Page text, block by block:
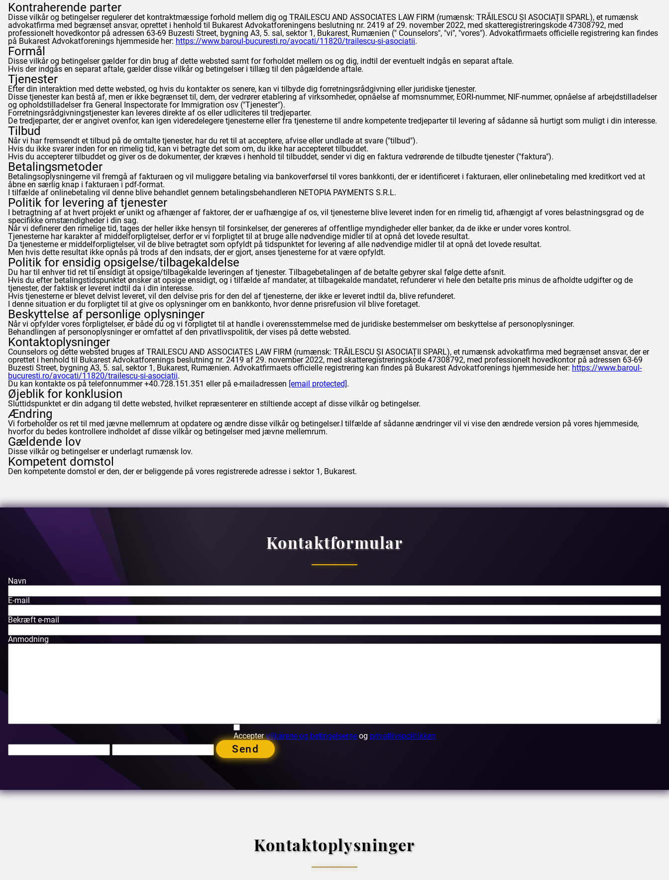
Kontraherende parter
Disse vilkår og betingelser regulerer det kontraktmæssige forhold mellem dig og TRAILESCU AND ASSOCIATES LAW FIRM (rumænsk: TRĂILESCU ȘI ASOCIAȚII SPARL), et rumænsk
advokatfirma med begrænset ansvar, oprettet i henhold til Bukarest Advokatforeningens beslutning nr. 2419 af 29. november 2022, med skatteregistreringskode 47308792, med
professionelt hovedkontor på adressen 63-69 Buzesti Street, bygning A3, 5. sal, sektor 1, Bukarest, Rumænien (" Counselors", "vi", "vores"). Advokatfirmaets officielle registrering kan findes
på Bukarest Advokatforenings hjemmeside her: https://www.baroul-bucuresti.ro/avocati/11820/trailescu-si-asociatii.
Formål
Disse vilkår og betingelser gælder for din brug af dette websted samt for forholdet mellem os og dig, indtil der eventuelt indgås en separat aftale.
Hvis der indgås en separat aftale, gælder disse vilkår og betingelser i tillæg til den pågældende aftale.
Tjenester
Efter din interaktion med dette websted, og hvis du kontakter os senere, kan vi tilbyde dig forretningsrådgivning eller juridiske tjenester.
Disse tjenester kan bestå af, men er ikke begrænset til, dem, der vedrører etablering af virksomheder, opnåelse af momsnummer, EORI-nummer, NIF-nummer, opnåelse af arbejdstilladelser
og opholdstilladelser fra General Inspectorate for Immigration osv ("Tjenester").
Forretningsrådgivningstjenester kan leveres direkte af os eller udliciteres til tredjeparter.
De tredjeparter, der er angivet ovenfor, kan igen videredelegere tjenesterne eller fra tjenesterne til andre kompetente tredjeparter til levering af sådanne så hurtigt som muligt i din interesse.
Tilbud
Når vi har fremsendt et tilbud på de omtalte tjenester, har du ret til at acceptere, afvise eller undlade at svare ("tilbud").
Hvis du ikke svarer inden for en rimelig tid, kan vi betragte det som om, du ikke har accepteret tilbuddet.
Hvis du accepterer tilbuddet og giver os de dokumenter, der kræves i henhold til tilbuddet, sender vi dig en faktura vedrørende de tilbudte tjenester ("faktura").
Betalingsmetoder
Betalingsoplysningerne vil fremgå af fakturaen og vil muliggøre betaling via bankoverførsel til vores bankkonti, der er identificeret i fakturaen, eller onlinebetaling med kreditkort ved at
åbne en særlig knap i fakturaen i pdf-format.
I tilfælde af onlinebetaling vil denne blive behandlet gennem betalingsbehandleren NETOPIA PAYMENTS S.R.L.
Politik for levering af tjenester
I betragtning af at hvert projekt er unikt og afhænger af faktorer, der er uafhængige af os, vil tjenesterne blive leveret inden for en rimelig tid, afhængigt af vores belastningsgrad og de
specifikke omstændigheder i din sag.
Når vi definerer den rimelige tid, tages der heller ikke hensyn til forsinkelser, der genereres af offentlige myndigheder eller banker, da de ikke er under vores kontrol.
Tjenesterne har karakter af middelforpligtelser, derfor er vi forpligtet til at bruge alle nødvendige midler til at opnå det lovede resultat.
Da tjenesterne er middelforpligtelser, vil de blive betragtet som opfyldt på tidspunktet for levering af alle nødvendige midler til at opnå det lovede resultat.
Men hvis dette resultat ikke opnås på trods af den indsats, der er gjort, anses tjenesterne for at være opfyldt.
Politik for ensidig opsigelse/tilbagekaldelse
Du har til enhver tid ret til ensidigt at opsige/tilbagekalde leveringen af tjenester. Tilbagebetalingen af de betalte gebyrer skal følge dette afsnit.
Hvis du efter betalingstidspunktet ønsker at opsige ensidigt, og i tilfælde af mandater, at tilbagekalde mandatet, refunderer vi hele den betalte pris minus de afholdte udgifter og de
tjenester, der faktisk er leveret indtil da i din interesse.
Hvis tjenesterne er blevet delvist leveret, vil den delvise pris for den del af tjenesterne, der ikke er leveret indtil da, blive refunderet.
I denne situation er du forpligtet til at give os oplysninger om en bankkonto, hvor denne prisrefusion vil blive foretaget.
Beskyttelse af personlige oplysninger
Når vi opfylder vores forpligtelser, er både du og vi forpligtet til at handle i overensstemmelse med de juridiske bestemmelser om beskyttelse af personoplysninger.
Behandlingen af personoplysninger er omfattet af den privatlivspolitik, der vises på dette websted.
Kontaktoplysninger
Counselors og dette websted bruges af TRAILESCU AND ASSOCIATES LAW FIRM (rumænsk: TRĂILESCU ȘI ASOCIAȚII SPARL), et rumænsk advokatfirma med begrænset ansvar, der er
oprettet i henhold til Bukarest Advokatforenings beslutning nr. 2419 af 29. november 2022, med skatteregistreringskode 47308792, med professionelt hovedkontor på adressen 63-69
Buzesti Street, bygning A3, 5. sal, sektor 1, Bukarest, Rumænien. Advokatfirmaets officielle registrering kan findes på Bukarest Advokatforenings hjemmeside her: https://www.baroul-
bucuresti.ro/avocati/11820/trailescu-si-asociatii.
Du kan kontakte os på telefonnummer +40.728.151.351 eller på e-mailadressen [email protected].
Øjeblik for konklusion
Sluttidspunktet er din adgang til dette websted, hvilket repræsenterer en stiltiende accept af disse vilkår og betingelser.
Ændring
Vi forbeholder os ret til med jævne mellemrum at opdatere og ændre disse vilkår og betingelser.I tilfælde af sådanne ændringer vil vi vise den ændrede version på vores hjemmeside,
hvorfor du bedes kontrollere indholdet af disse vilkår og betingelser med jævne mellemrum.
Gældende lov
Disse vilkår og betingelser er underlagt rumænsk lov.
Kompetent domstol
Den kompetente domstol er den, der er beliggende på vores registrerede adresse i sektor 1, Bukarest.
Kontaktformular
Navn
E-mail
Bekræft e-mail
Anmodning
Acceptervilkårene og betingelserne og privatlivspolitikken
Send
Kontaktoplysninger